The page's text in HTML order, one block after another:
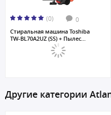
(0) 0
Стиральная машина Toshiba
TW-BL70A2UZ (SS) + Пылес...
Другие категории